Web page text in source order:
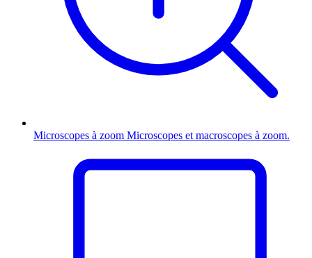
Microscopes à zoom Microscopes et macroscopes à zoom.